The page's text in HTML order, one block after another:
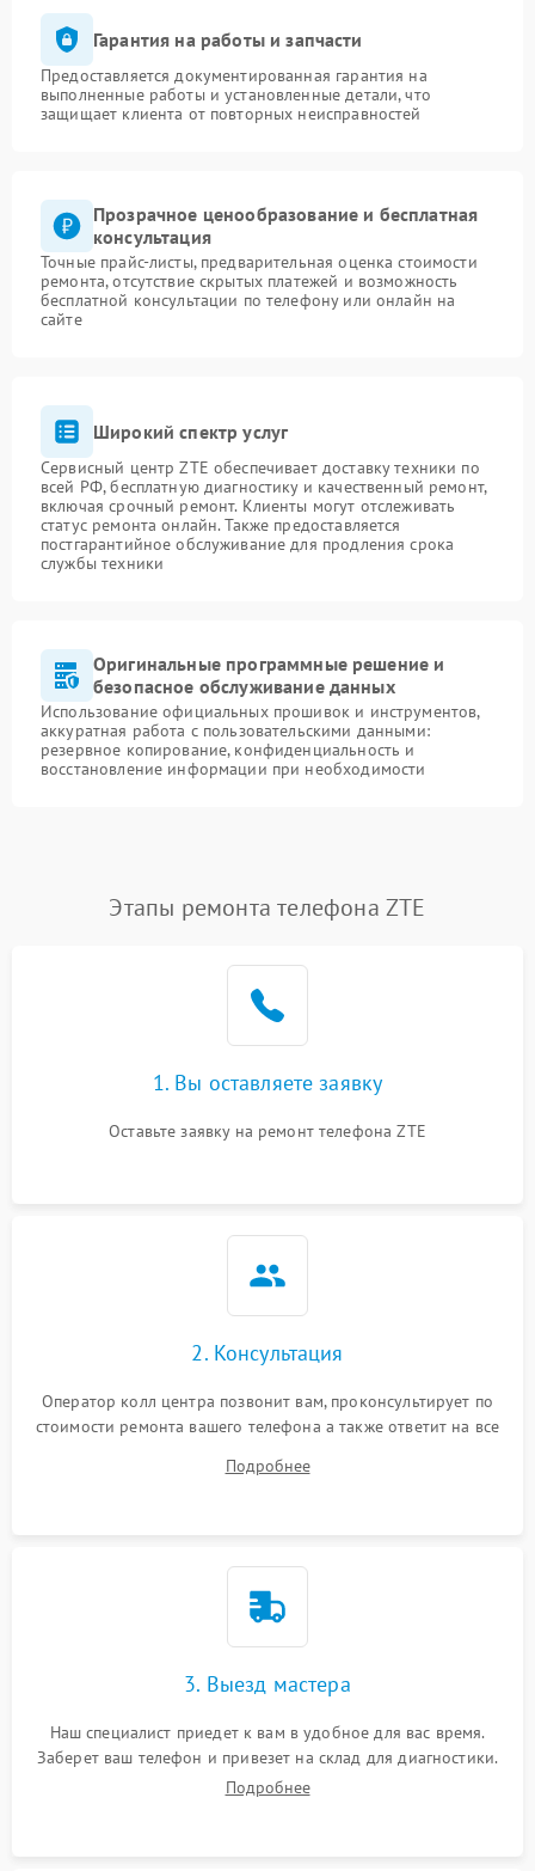
Гарантия на работы и запчасти
Предоставляется документированная гарантия на
выполненные работы и установленные детали, что
защищает клиента от повторных неисправностей
Прозрачное ценообразование и бесплатная
консультация
Точные прайс-листы, предварительная оценка стоимости
ремонта, отсутствие скрытых платежей и возможность
бесплатной консультации по телефону или онлайн на
сайте
Широкий спектр услуг
Сервисный центр ZTE обеспечивает доставку техники по
всей РФ, бесплатную диагностику и качественный ремонт,
включая срочный ремонт. Клиенты могут отслеживать
статус ремонта онлайн. Также предоставляется
постгарантийное обслуживание для продления срока
службы техники
Оригинальные программные решение и
безопасное обслуживание данных
Использование официальных прошивок и инструментов,
аккуратная работа с пользовательскими данными:
резервное копирование, конфиденциальность и
восстановление информации при необходимости
Этапы ремонта телефона ZTE
1. Вы оставляете заявку
Оставьте заявку на ремонт телефона ZTE
2. Консультация
Оператор колл центра позвонит вам, проконсультирует по
стоимости ремонта вашего телефона а также ответит на все
Подробнее
3. Выезд мастера
Наш специалист приедет к вам в удобное для вас время.
Заберет ваш телефон и привезет на склад для диагностики.
Подробнее